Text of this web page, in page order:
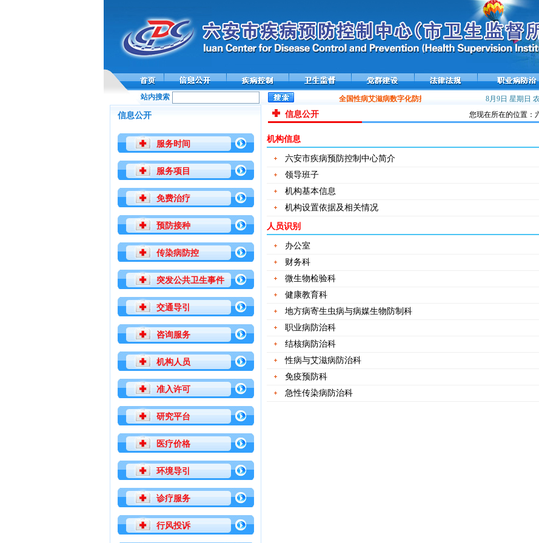
站内搜索 全国性病艾滋病数字化防控平台——携手在线上线运行 流感流
8月9日 星期日
信息公开
服务时间
服务项目
免费治疗
预防接种
传染病防控
突发公共卫生事件
交通导引
咨询服务
机构人员
准入许可
研究平台
医疗价格
环境导引
诊疗服务
行风投诉
信息公开 您现在所在的位置：
机构信息
六安市疾病预防控制中心简介
领导班子
机构基本信息
机构设置依据及相关情况
人员识别
办公室
财务科
微生物检验科
健康教育科
地方病寄生虫病与病媒生物防制科
职业病防治科
结核病防治科
性病与艾滋病防治科
免疫预防科
急性传染病防治科